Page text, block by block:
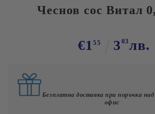
Чеснов сос Витал
€155 3 03лв.
Безплатна доставка при поръчка над
офис